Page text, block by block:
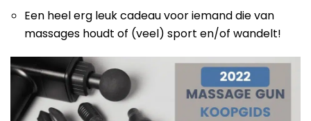
Een heel erg leuk cadeau voor iemand die van
massages houdt of (veel) sport en/of wandelt!